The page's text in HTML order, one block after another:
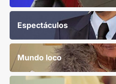
Espectáculos
Mundo loco